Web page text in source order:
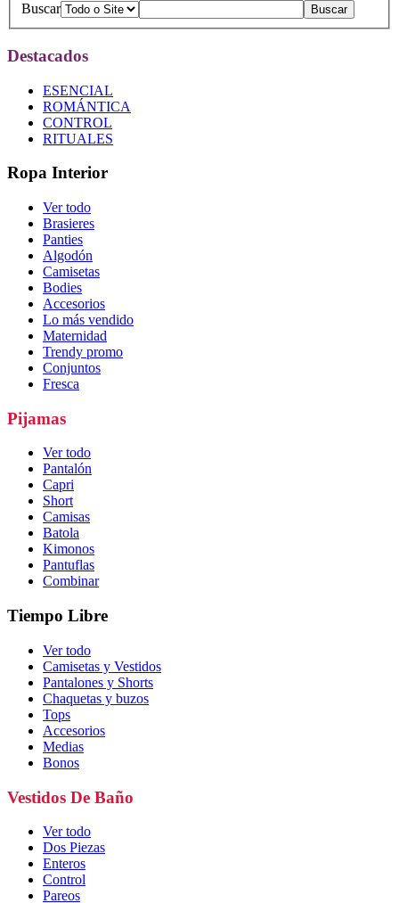
Buscar
Destacados
ESENCIAL
ROMÁNTICA
CONTROL
RITUALES
Ropa Interior
Ver todo
Brasieres
Panties
Algodón
Camisetas
Bodies
Accesorios
Lo más vendido
Maternidad
Trendy promo
Conjuntos
Fresca
Pijamas
Ver todo
Pantalón
Capri
Short
Camisas
Batola
Kimonos
Pantuflas
Combinar
Tiempo Libre
Ver todo
Camisetas y Vestidos
Pantalones y Shorts
Chaquetas y buzos
Tops
Accesorios
Medias
Bonos
Vestidos De Baño
Ver todo
Dos Piezas
Enteros
Control
Pareos